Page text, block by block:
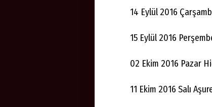
14 Eylül 2016
15 Eylül 2016
02 Ekim 2016 Pazar
11 Ekim 2016 Salı